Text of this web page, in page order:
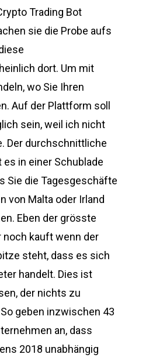
Trading Bot
sie die Probe aufs
dort. Um mit
wo Sie Ihren
Auf der Plattform soll
sein, weil ich nicht
Der durchschnittliche
in einer Schublade
Sie die Tagesgeschäfte
von Malta oder Irland
Eben der grösste
noch kauft wenn der
steht, dass es sich
handelt. Dies ist
der nichts zu
geben inzwischen 43
an, dass
2018 unabhängig